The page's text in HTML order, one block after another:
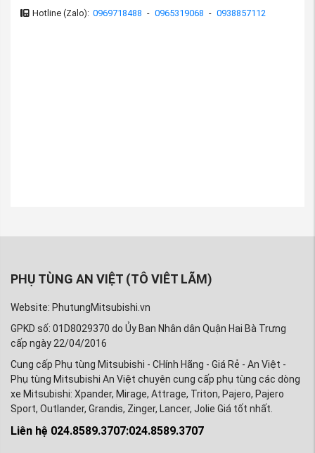
Hotline (Zalo): 0969718488 - 0965319068 - 0938857112
PHỤ TÙNG AN VIỆT (TÔ VIÊT LÃM)
Website: PhutungMitsubishi.vn
GPKD số: 01D8029370 do Ủy Ban Nhân dân Quận Hai Bà Trưng
cấp ngày 22/04/2016
Cung cấp Phụ tùng Mitsubishi - CHính Hãng - Giá Rẻ - An Việt -
Phụ tùng Mitsubishi An Việt chuyên cung cấp phụ tùng các dòng
xe Mitsubishi: Xpander, Mirage, Attrage, Triton, Pajero, Pajero
Sport, Outlander, Grandis, Zinger, Lancer, Jolie Giá tốt nhất.
Liên hệ 024.8589.3707:024.8589.3707